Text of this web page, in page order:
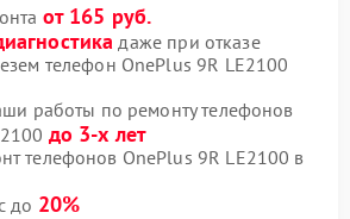
от 165 руб.
даже при отказе
телефон OnePlus 9R LE2100
работы по ремонту телефонов
до 3-х лет
телефонов OnePlus 9R LE2100 в
до 20%